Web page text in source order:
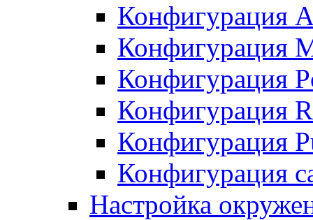
Конфигурация
Конфигурация
Конфигурация
Конфигурация
Конфигурация
Конфигурация
Настройка